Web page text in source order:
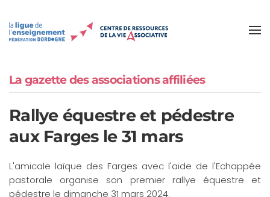
Accéder au contenu principal
La gazette des associations affiliées
Rallye équestre et pédestre
aux Farges le 31 mars
L'amicale laïque des Farges avec l'aide de l'Echappée
pastorale organise son premier rallye équestre et
pédestre le dimanche 31 mars 2024.